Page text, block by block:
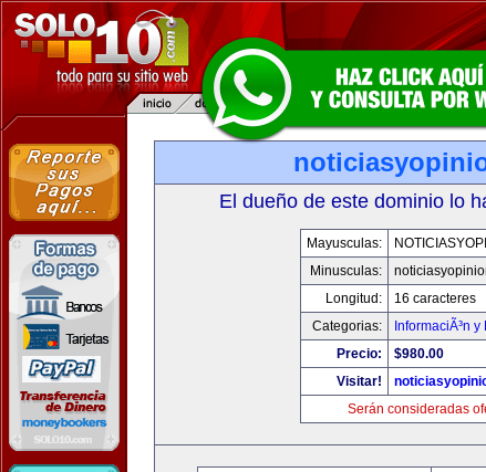
El dueño de este dominio lo
Mayusculas:
Minusculas:
Longitud:
16 caracteres
Categorias:
InformaciÃ³n
Precio:
$980.00
Visitar!
Serán consideradas